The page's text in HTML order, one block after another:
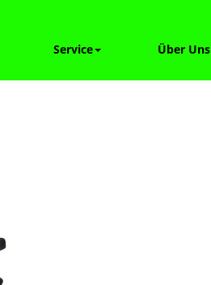
Service Über Uns